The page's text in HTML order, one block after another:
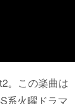
。この楽曲は
系火曜ドラマ